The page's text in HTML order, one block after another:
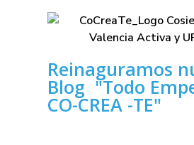
Reinaguramos
Blog "Todo
CO-CREA -TE"